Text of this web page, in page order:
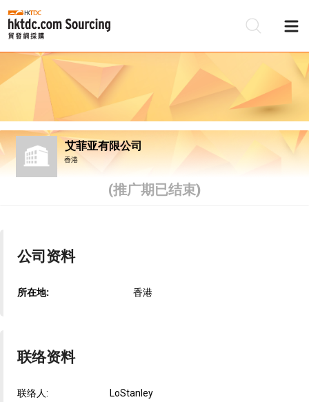
艾菲亚有限公司
香港
(推广期已结束)
公司资料
所在地: 香港
联络资料
联络人: LoStanley